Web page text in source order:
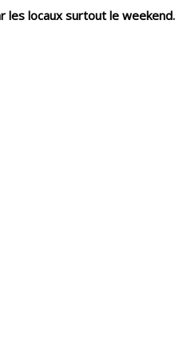
les locaux surtout le weekend.